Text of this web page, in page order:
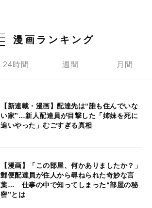
漫画ランキング
24時間 週間 月間
【新連載・漫画】配達先は“誰も住んでいな
い家”…新人配達員が目撃した「姉妹を死に
追いやった」むごすぎる真相
【漫画】「この部屋、何かありましたか？」
郵便配達員が住人から尋ねられた奇妙な言
葉… 仕事の中で知ってしまった“部屋の秘
密”とは